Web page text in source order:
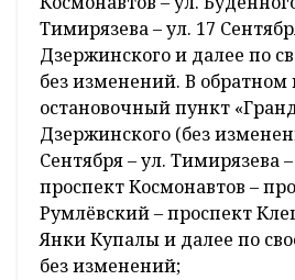
Тимирязева – ул. 17
Дзержинского и далее по
без изменений. В
остановочный пункт
Дзержинского (без
Сентября – ул. Тимирязева
проспект Космонавтов –
Румлёвский – проспект
Янки Купалы и далее по
без изменений;